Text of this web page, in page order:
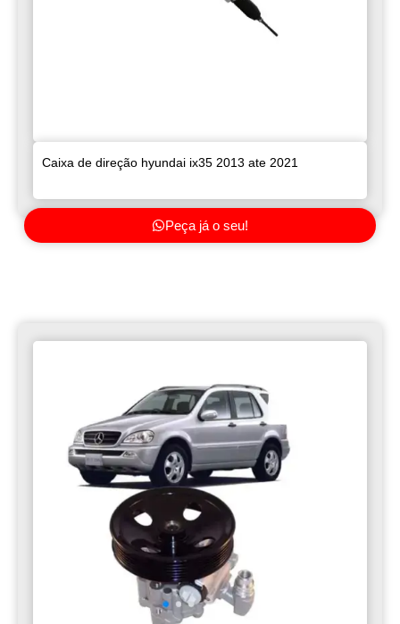
Caixa de direção hyundai ix35 2013 ate 2021
Peça já o seu!